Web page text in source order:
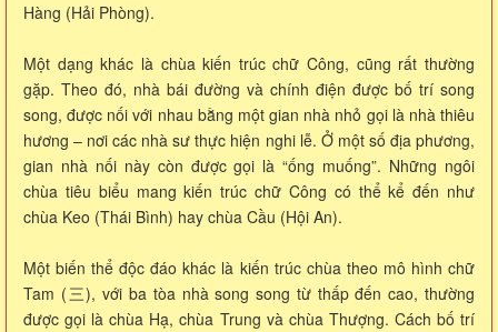
Hàng (Hải Phòng).
Một dạng khác là chùa kiến trúc chữ Công, cũng rất thường
gặp. Theo đó, nhà bái đường và chính điện được bố trí song
song, được nối với nhau bằng một gian nhà nhỏ gọi là nhà thiêu
hương – nơi các nhà sư thực hiện nghi lễ. Ở một số địa phương,
gian nhà nối này còn được gọi là “ống muống”. Những ngôi
chùa tiêu biểu mang kiến trúc chữ Công có thể kể đến như
chùa Keo (Thái Bình) hay chùa Cầu (Hội An).
Một biến thể độc đáo khác là kiến trúc chùa theo mô hình chữ
Tam (三), với ba tòa nhà song song từ thấp đến cao, thường
được gọi là chùa Hạ, chùa Trung và chùa Thượng. Cách bố trí